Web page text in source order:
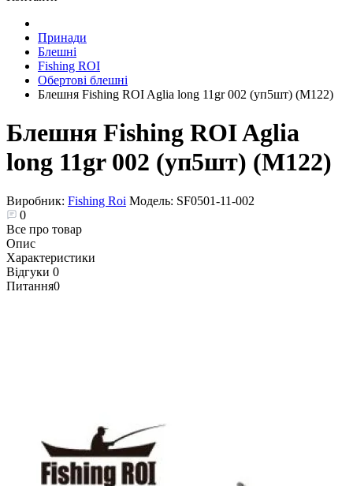
Принади
Блешні
Fishing ROI
Обертові блешні
Блешня Fishing ROI Aglia long 11gr 002 (уп5шт) (M122)
Блешня Fishing ROI Aglia
long 11gr 002 (уп5шт) (M122)
Виробник: Fishing Roi Модель: SF0501-11-002
0
Все про товар
Опис
Характеристики
Відгуки 0
Питання0